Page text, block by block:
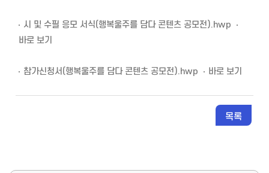
시 및 수필 응모 서식(행복울주를 담다 콘텐츠 공모전).hwp
바로 보기
참가신청서(행복울주를 담다 콘텐츠 공모전).hwp 바로 보기
목록